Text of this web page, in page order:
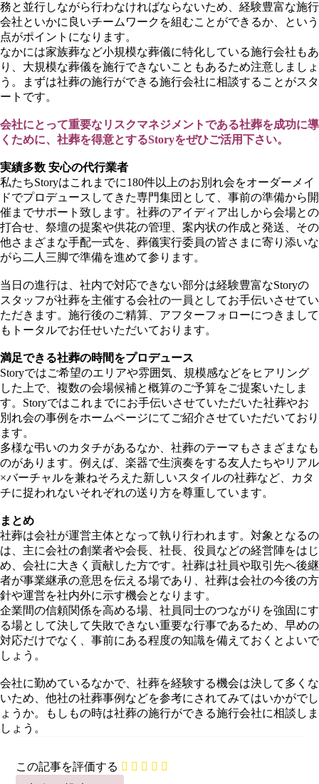
務と並行しながら行わなければならないため、経験豊富な施行
会社といかに良いチームワークを組むことができるか、という
点がポイントになります。
なかには家族葬など小規模な葬儀に特化している施行会社もあ
り、大規模な葬儀を施行できないこともあるため注意しましょ
う。まずは社葬の施行ができる施行会社に相談することがスタ
ートです。
会社にとって重要なリスクマネジメントである社葬を成功に導
くために、社葬を得意とするStoryをぜひご活用下さい。
実績多数 安心の代行業者
私たちStoryはこれまでに180件以上のお別れ会をオーダーメイ
ドでプロデュースしてきた専門集団として、事前の準備から開
催までサポート致します。社葬のアイディア出しから会場との
打合せ、祭壇の提案や供花の管理、案内状の作成と発送、その
他さまざまな手配一式を、葬儀実行委員の皆さまに寄り添いな
がら二人三脚で準備を進めて参ります。
当日の進行は、社内で対応できない部分は経験豊富なStoryの
スタッフが社葬を主催する会社の一員としてお手伝いさせてい
ただきます。施行後のご精算、アフターフォローにつきまして
もトータルでお任せいただいております。
満足できる社葬の時間をプロデュース
Storyではご希望のエリアや雰囲気、規模感などをヒアリング
した上で、複数の会場候補と概算のご予算をご提案いたしま
す。 Storyではこれまでにお手伝いさせていただいた社葬やお
別れ会の事例をホームページにてご紹介させていただいており
ます。
多様な弔いのカタチがあるなか、社葬のテーマもさまざまなも
のがあります。例えば、楽器で生演奏をする友人たちやリアル
×バーチャルを兼ねそろえた新しいスタイルの社葬など、カタ
チに捉われないそれぞれの送り方を尊重しています。
まとめ
社葬は会社が運営主体となって執り行われます。対象となるの
は、主に会社の創業者や会長、社長、役員などの経営陣をはじ
め、会社に大きく貢献した方です。社葬は社員や取引先へ後継
者が事業継承の意思を伝える場であり、社葬は会社の今後の方
針や運営を社内外に示す機会となります。
企業間の信頼関係を高める場、社員同士のつながりを強固にす
る場として決して失敗できない重要な行事であるため、早めの
対応だけでなく、事前にある程度の知識を備えておくとよいで
しょう。
会社に勤めているなかで、社葬を経験する機会は決して多くな
いため、他社の社葬事例などを参考にされてみてはいかがでし
ょうか。もしもの時は社葬の施行ができる施行会社に相談しま
しょう。
この記事を評価する